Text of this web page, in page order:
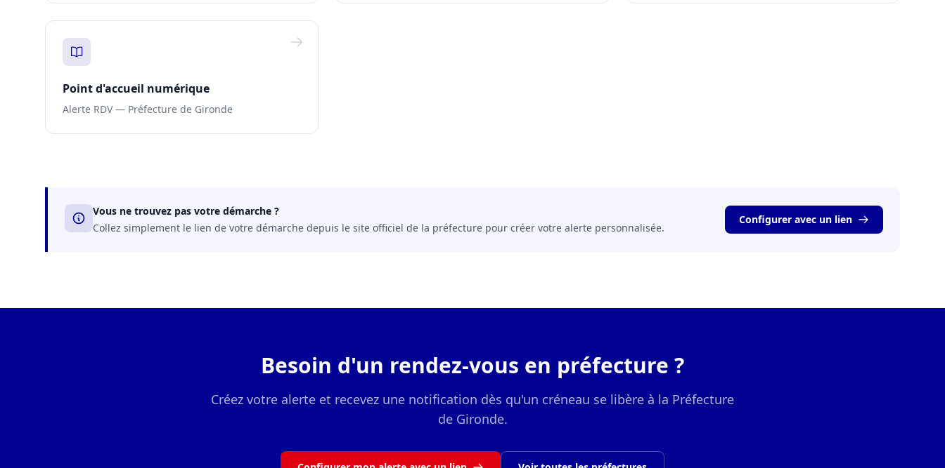
Point d'accueil numérique
Alerte RDV — Préfecture de Gironde
Vous ne trouvez pas votre démarche ?
Collez simplement le lien de votre démarche depuis le site officiel de la préfecture pour créer votre alerte personnalisée.
Configurer avec un lien
Besoin d'un rendez-vous en préfecture ?
Créez votre alerte et recevez une notification dès qu'un créneau se libère à la Préfecture
de Gironde.